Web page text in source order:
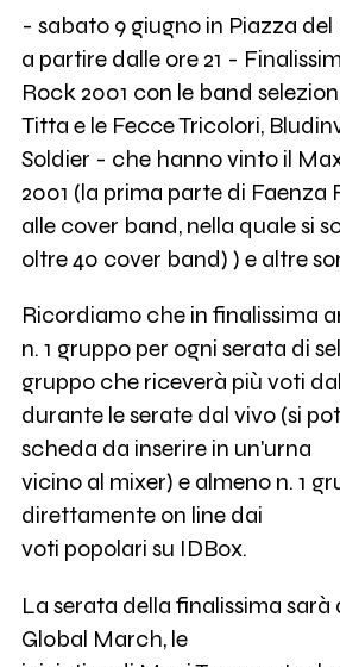
- sabato 9 giugno in Piazza del
a partire dalle ore 21 -
Rock 2001 con le band
Titta e le Fecce Tricolori,
Soldier - che hanno vinto il
2001 (la prima parte di
alle cover band, nella quale si
oltre 40 cover band) ) e altre
Ricordiamo che in finalissima
n. 1 gruppo per ogni serata di
gruppo che riceverà più voti
durante le serate dal vivo (si
scheda da inserire in un'urna
vicino al mixer) e almeno n. 1
direttamente on line dai
voti popolari su IDBox.
La serata della finalissima
Global March, le